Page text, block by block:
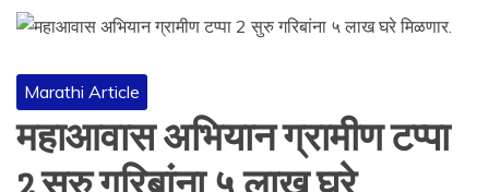
Marathi Article
महाआवास अभियान ग्रामीण टप्पा